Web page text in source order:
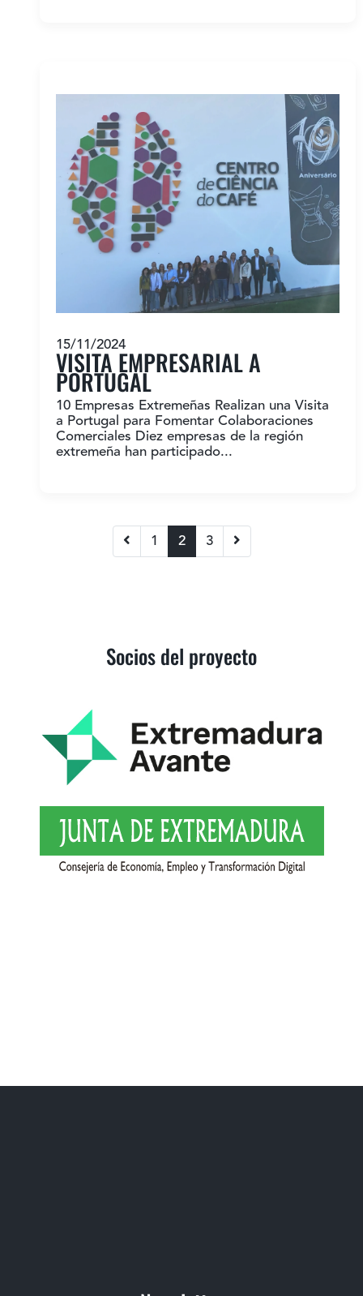
15/11/2024
VISITA EMPRESARIAL A
PORTUGAL
10 Empresas Extremeñas Realizan una Visita
a Portugal para Fomentar Colaboraciones
Comerciales Diez empresas de la región
extremeña han participado...
1 2 3
Socios del proyecto